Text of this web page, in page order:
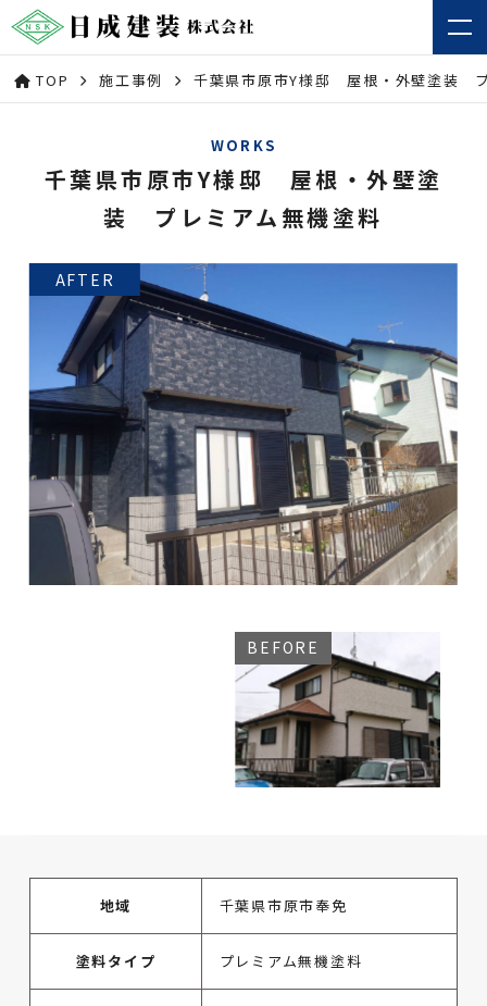
TOP 施工事例 千葉県市原市Y様邸 屋根・外壁塗装
WORKS
千葉県市原市Y様邸 屋根・外壁塗
装 プレミアム無機塗料
地域 千葉県市原市奉免
塗料タイプ プレミアム無機塗料